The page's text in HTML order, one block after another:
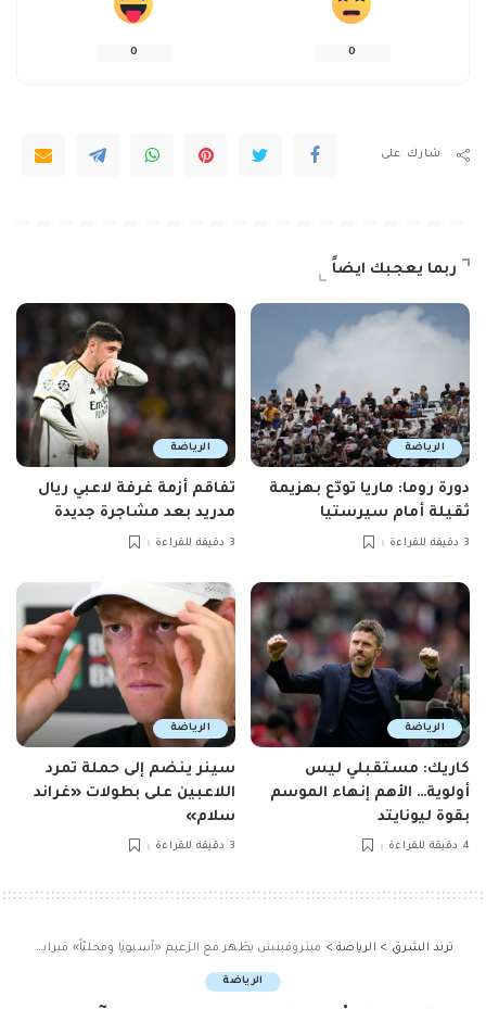
0
0
شارك على
ربما يعجبك ايضاً
الرياضة
دورة روما: ماريا تودّع بهزيمة
ثقيلة أمام سيرستيا
3 دقيقة للقراءة
الرياضة
تفاقم أزمة غرفة لاعبي ريال
مدريد بعد مشاجرة جديدة
3 دقيقة للقراءة
الرياضة
كاريك: مستقبلي ليس
أولوية… الأهم إنهاء الموسم
بقوة ليونايتد
4 دقيقة للقراءة
الرياضة
سينر ينضم إلى حملة تمرد
اللاعبين على بطولات «غراند
سلام»
3 دقيقة للقراءة
ترند الشرق > الرياضة> ميتروفيتش يظهر مع الزعيم «آسيويا ومحليّاً» فبراير القادم
الرياضة